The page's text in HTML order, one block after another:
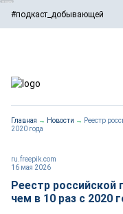
#подкаст_добывающей
Главная → Новости → Реестр
2020 года
16 мая 2026
ru.freepik.com
Реестр российской
чем в 10 раз с 2020